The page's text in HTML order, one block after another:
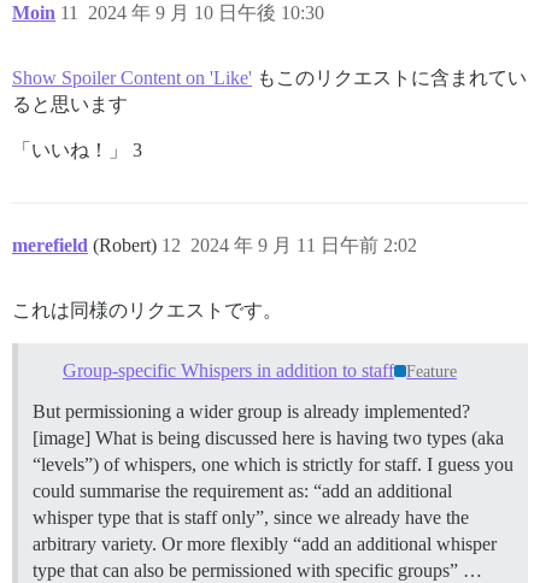
Moin 2024 年 9 月 10 日午後 10:30
11
Show Spoiler Content on 'Like' もこのリクエストに含まれてい
ると思います
「いいね！」 3
merefield (Robert) 2024 年 9 月 11 日午前 2:02
12
これは同様のリクエストです。
Group-specific Whispers in addition to staff Feature
But permissioning a wider group is already implemented?
[image] What is being discussed here is having two types (aka
“levels”) of whispers, one which is strictly for staff. I guess you
could summarise the requirement as: “add an additional
whisper type that is staff only”, since we already have the
arbitrary variety. Or more flexibly “add an additional whisper
type that can also be permissioned with specific groups” …